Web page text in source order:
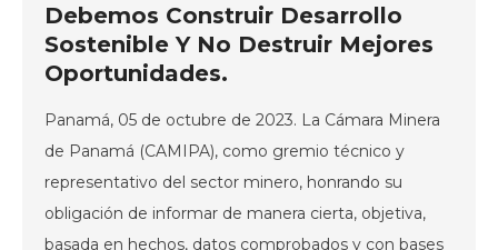
Debemos Construir Desarrollo
Sostenible Y No Destruir Mejores
Oportunidades.
Panamá, 05 de octubre de 2023. La Cámara Minera
de Panamá (CAMIPA), como gremio técnico y
representativo del sector minero, honrando su
obligación de informar de manera cierta, objetiva,
basada en hechos, datos comprobados y con bases